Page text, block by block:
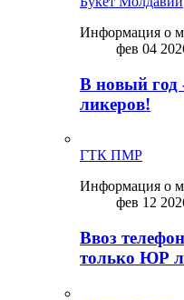
Информация о
фев 04
В новый год
ликepoв!
ГТК ПМР
Информация о
фев 12
Ввоз
только ЮР